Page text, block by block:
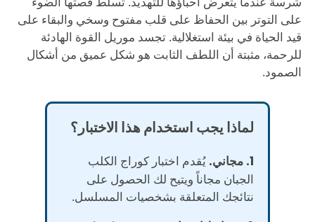
على التوتر بين الحفاظ على قلب مفتوح وسخي والبقاء على
قيد الحياة في بيئة استغلالية. تجسد موريل القوة الهادئة
للرحمة، مثبتة أن اللطف الثابت هو شكل عميق من أشكال
الصمود.
لماذا يجب استخدام هذا الاختبار؟
1. مجاني.
يُقدم اختبار كوراج الكلب
الجبان مجاناً ويتيح لك الحصول على
نتائجك المتعلقة بشخصيات المسلسل.